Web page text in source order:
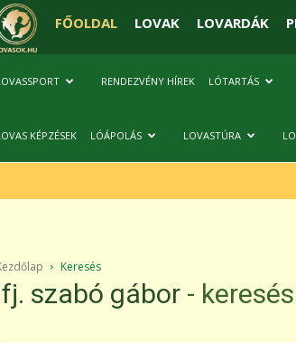
FŐOLDAL LOVAK LOVARDÁK
RENDEZVÉNY HÍREK LÓTARTÁS
KÉPZÉSEK LÓÁPOLÁS LOVASTÚRA
Keresés
szabó gábor -